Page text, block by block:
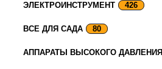
ЭЛЕКТРОИНСТРУМЕНТ 426
ВСЕ ДЛЯ САДА 80
АППАРАТЫ ВЫСОКОГО ДАВЛЕНИЯ